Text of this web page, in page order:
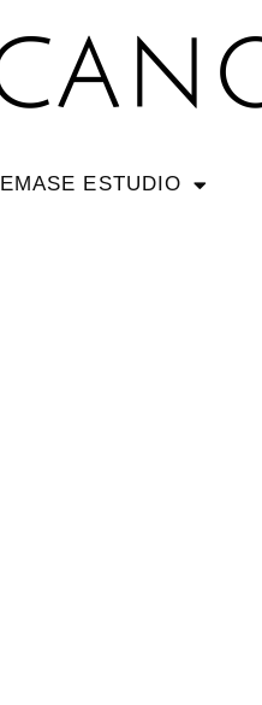
EMASE ESTUDIO